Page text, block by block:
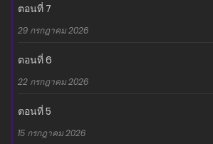
ตอนที่ 7
29 กรกฎาคม 2026
ตอนที่ 6
22 กรกฎาคม 2026
ตอนที่ 5
15 กรกฎาคม 2026